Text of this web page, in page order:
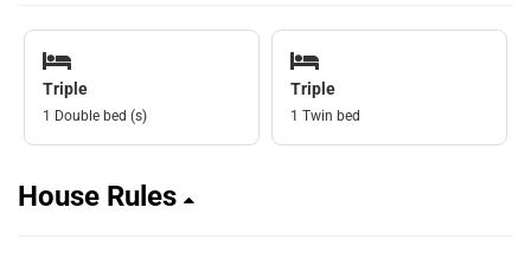
Triple
1 Double bed (s)
Triple
1 Twin bed
House Rules